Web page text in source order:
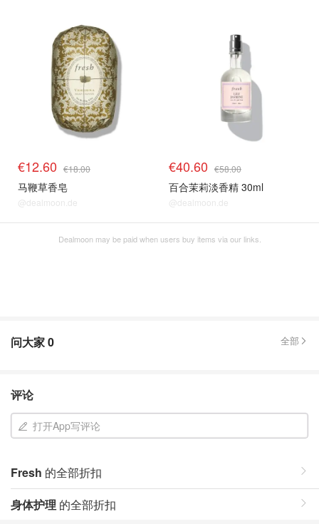
€12.60 €18.00
马鞭草香皂
@dealmoon.de
€40.60 €58.00
百合茉莉淡香精 30ml
@dealmoon.de
Dealmoon may be paid when users buy items via our links.
问大家0 全部
评论
打开App写评论
Fresh 的全部折扣
身体护理 的全部折扣